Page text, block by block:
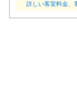
詳しい客室料金、